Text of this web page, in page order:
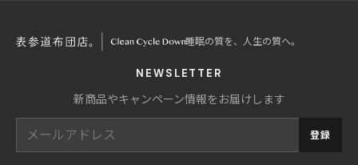
睡眠の質を、人生の質へ。
NEWSLETTER
新商品やキャンペーン情報をお届けします
登録